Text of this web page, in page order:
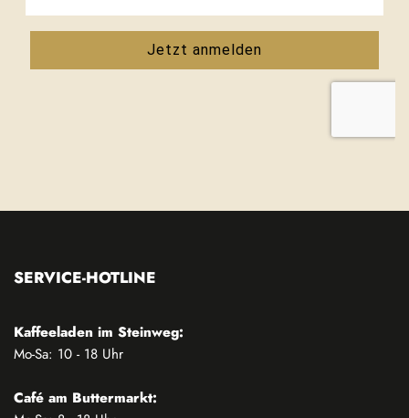
SERVICE-HOTLINE
Kaffeeladen im Steinweg:
Mo-Sa: 10 - 18 Uhr
Café am Buttermarkt: